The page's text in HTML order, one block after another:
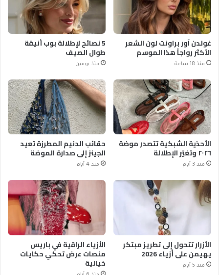
غولدن آور براونت لون الشعر
الأكثر رواجاً هذا الموسم
منذ 18 ساعة
5 نصائح لإطلالة بوب أنيقة
طوال الصيف
منذ يومين
الأحذية الشبكية تتصدر موضة
٢٠٢٦ وتغيّر الإطلالة
منذ 3 أيام
حقائب الدنيم المطرزة تعيد
الجينز إلى صدارة الموضة
منذ 4 أيام
الأزرار تتحول إلى تطريز مبتكر
يهيمن على أزياء 2026
منذ 5 أيام
الأزياء الراقية في باريس
منصات عرض تحكي حكايات
خيالية